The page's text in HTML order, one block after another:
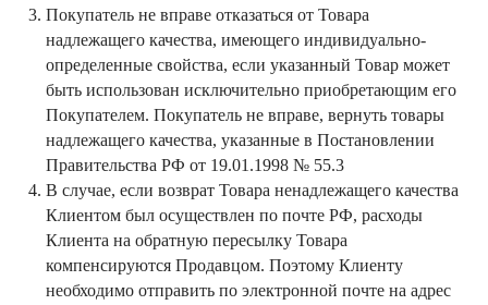
Покупатель не вправе отказаться от Товара
надлежащего качества, имеющего индивидуально-
определенные свойства, если указанный Товар может
быть использован исключительно приобретающим его
Покупателем. Покупатель не вправе, вернуть товары
надлежащего качества, указанные в Постановлении
Правительства РФ от 19.01.1998 № 55.3
В случае, если возврат Товара ненадлежащего качества
Клиентом был осуществлен по почте РФ, расходы
Клиента на обратную пересылку Товара
компенсируются Продавцом. Поэтому Клиенту
необходимо отправить по электронной почте на адрес